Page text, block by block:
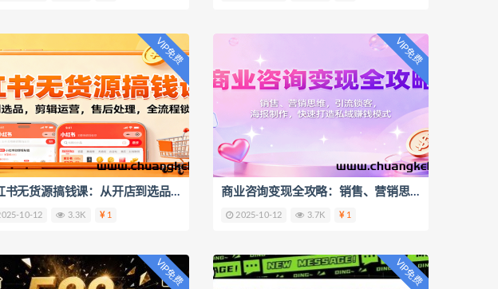
VIP免费
小红书无货源搞钱课：从开店到选品，剪辑运营，售后处理，全流程解锁赚钱秘籍
10-12 3.3K 1
VIP免费
商业咨询变现全攻略：销售、营销思维，引流锁客，海报制作，快速打造私域赚钱模式
2025-10-12 3.7K 1
VIP免费 VIP免费